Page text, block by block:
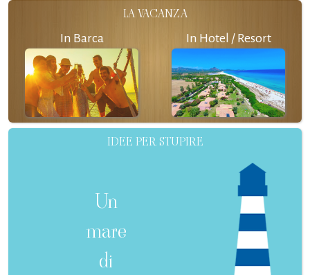
LA VACANZA
In Barca In Hotel / Resort
IDEE PER STUPIRE
Un
mare
di